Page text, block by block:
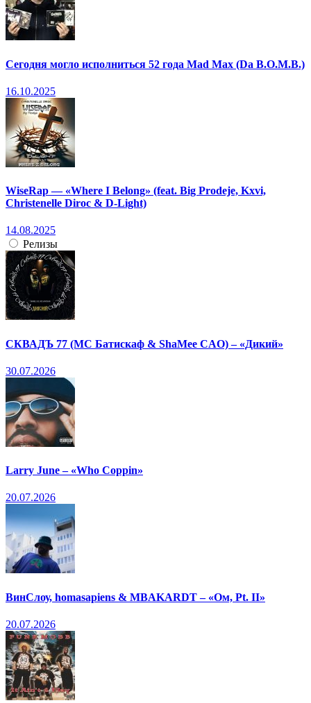
Сегодня могло исполниться 52 года Mad Max (Da B.O.M.B.)
16.10.2025
WiseRap — «Where I Belong» (feat. Big Prodeje, Kxvi,
Christenelle Diroc & D-Light)
14.08.2025
Релизы
СКВАДЪ 77 (МС Батискаф & ShaMee CAO) – «Дикий»
30.07.2026
Larry June – «Who Coppin»
20.07.2026
ВинСлоу, homasapiens & MBAKARDT – «Ом, Pt. II»
20.07.2026